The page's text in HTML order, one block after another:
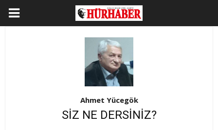
Ahmet Yücegök
SİZ NE DERSİNİZ?